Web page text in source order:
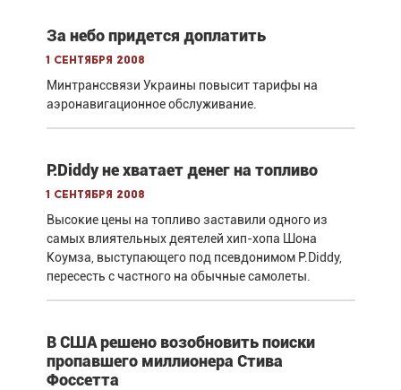
За небо придется доплатить
1 сентября 2008
Минтранссвязи Украины повысит тарифы на
аэронавигационное обслуживание.
P.Diddy не хватает денег на топливо
1 сентября 2008
Высокие цены на топливо заставили одного из
самых влиятельных деятелей хип-хопа Шона
Коумза, выступающего под псевдонимом P.Diddy,
пересесть с частного на обычные самолеты.
В США решено возобновить поиски
пропавшего миллионера Стива
Фоссетта